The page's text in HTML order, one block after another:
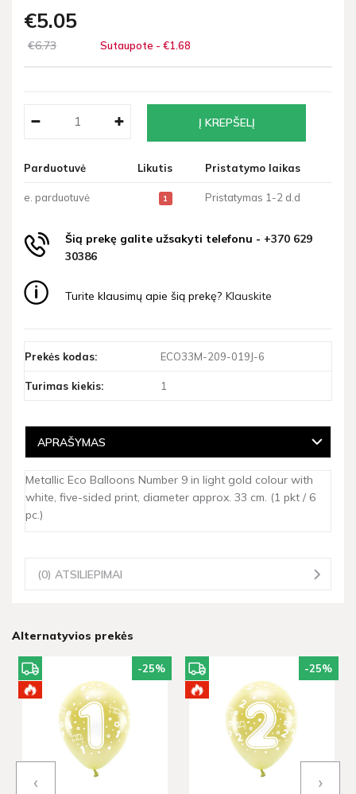
€5 05
€673 Sutaupote - €1 68
Parduotuvė Likutis Pristatymo laikas
e. parduotuvė 1 Pristatymas 1-2 d.d
Šią prekę galite užsakyti telefonu - +370 629
30386
Turite klausimų apie šią prekę? Klauskite
Prekės kodas: ECO33M-209-019J-6
Turimas kiekis: 1
APRAŠYMAS
Metallic Eco Balloons Number 9 in light gold colour with
white, five-sided print, diameter approx. 33 cm. (1 pkt / 6
pc.)
(0) ATSILIEPIMAI
Alternatyvios prekės
-25% -25%
‹ ›